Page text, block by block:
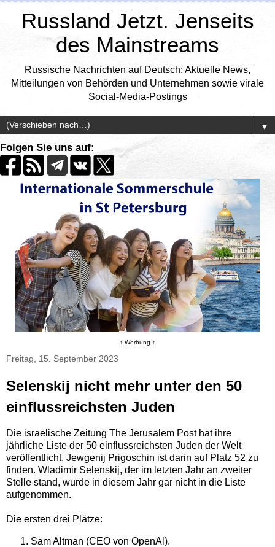
Russland Jetzt. Jenseits
des Mainstreams
Russische Nachrichten auf Deutsch: Aktuelle News,
Mitteilungen von Behörden und Unternehmen sowie virale
Social-Media-Postings
▼
Folgen Sie uns auf:
↑ Werbung ↑
Freitag, 15. September 2023
Selenskij nicht mehr unter den 50
einflussreichsten Juden
Die israelische Zeitung The Jerusalem Post hat ihre
jährliche Liste der 50 einflussreichsten Juden der Welt
veröffentlicht. Jewgenij Prigoschin ist darin auf Platz 52 zu
finden. Wladimir Selenskij, der im letzten Jahr an zweiter
Stelle stand, wurde in diesem Jahr gar nicht in die Liste
aufgenommen.
Die ersten drei Plätze:
Sam Altman (CEO von OpenAl).